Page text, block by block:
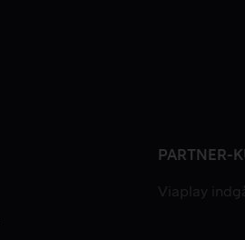
PARTNER-
Viaplay